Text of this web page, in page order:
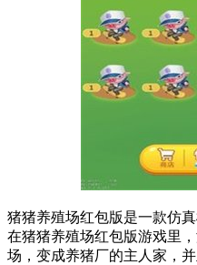
猪猪养殖场红包版是一款仿
在猪猪养殖场红包版游戏里
场，变成养猪厂的主人家，